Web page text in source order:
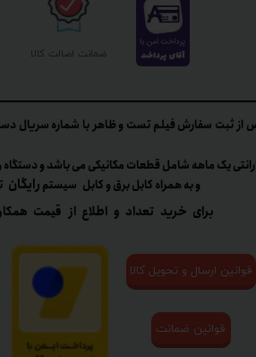
ضمانت اصالت کالا
برای خرید تعداد و اطلاع از قیمت
از ثبت سفارش فیلم تست و ظاهر با شماره سریال
یک ماهه شامل قطعات مکانیکی می باشد و
و به همراه کابل برق و کابل سیستم رایگان
قوانین ارسال و تحویل کالا
قوانین ضمانت